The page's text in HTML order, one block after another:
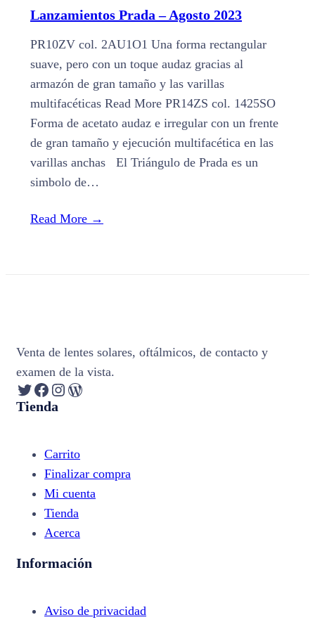
Lanzamientos Prada – Agosto 2023
PR10ZV col. 2AU1O1 Una forma rectangular
suave, pero con un toque audaz gracias al
armazón de gran tamaño y las varillas
multifacéticas Read More PR14ZS col. 1425SO
Forma de acetato audaz e irregular con un frente
de gran tamaño y ejecución multifacética en las
varillas anchas El Triángulo de Prada es un
simbolo de…
Read More →
Venta de lentes solares, oftálmicos, de contacto y
examen de la vista.
Twitter Facebook Instagram WordPress
Tienda
Carrito
Finalizar compra
Mi cuenta
Tienda
Acerca
Información
Aviso de privacidad